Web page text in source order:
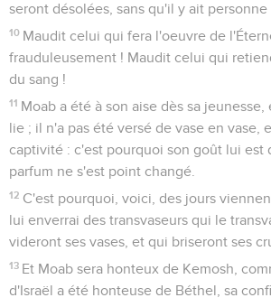
seront désolées, sans qu'il y ait personne
10 Maudit celui qui fera l'oeuvre de
frauduleusement ! Maudit celui qui
du sang !
11 Moab a été à son aise dès sa
lie ; il n'a pas été versé de vase en vase,
captivité : c'est pourquoi son goût lui est
parfum ne s'est point changé.
12 C'est pourquoi, voici, des jours
lui enverrai des transvaseurs qui le
videront ses vases, et qui briseront ses
13 Et Moab sera honteux de Kemosh,
d'Israël a été honteuse de Béthel, sa